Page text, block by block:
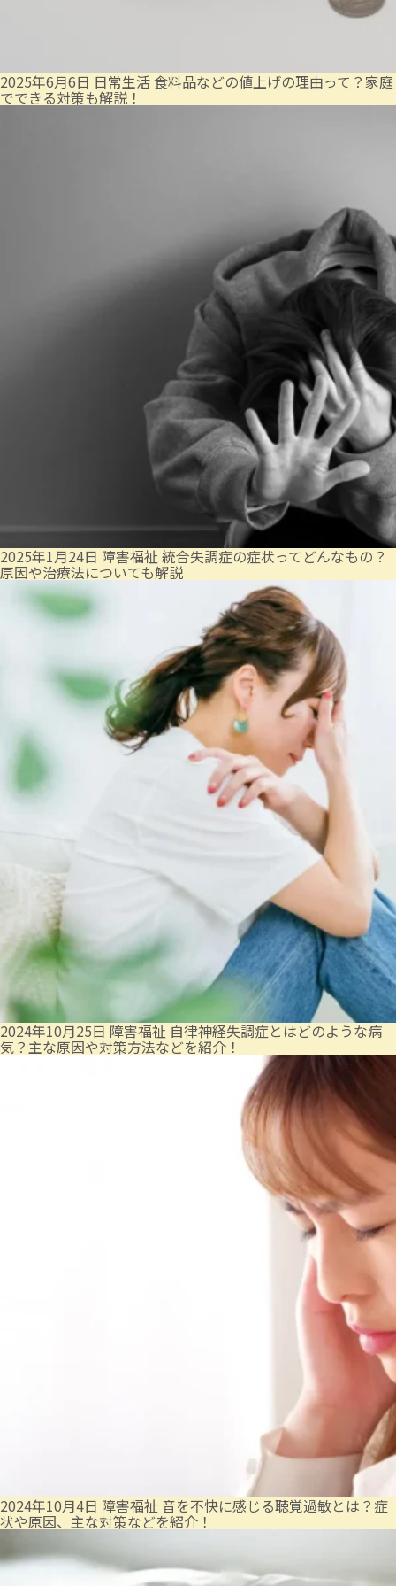
2025年6月6日 日常生活食料品などの値上げの理由って？家庭
でできる対策も解説！
2025年1月24日 障害福祉 統合失調症の症状ってどんなもの？
原因や治療法についても解説
2024年10月25日 障害福祉 自律神経失調症とはどのような病
気？主な原因や対策方法などを紹介！
2024年10月4日 障害福祉 音を不快に感じる聴覚過敏とは？症
状や原因、主な対策などを紹介！